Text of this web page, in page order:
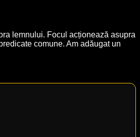
lemnului. Focul acționează asupra
comune. Am adăugat un